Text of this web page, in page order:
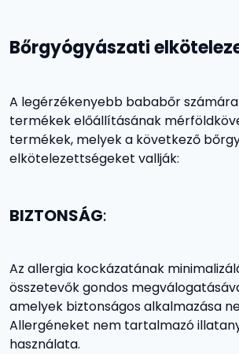
Bőrgyógyászati
A legérzékenyebb bababőr
termékek előállításának
termékek, melyek a következő
elkötelezettségeket vallják:
BIZTONSÁG:
Az allergia kockázatának
összetevők gondos
amelyek biztonságos alkalmazása
Allergéneket nem tartalmazó
használata.